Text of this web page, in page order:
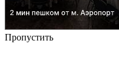
Пропустить